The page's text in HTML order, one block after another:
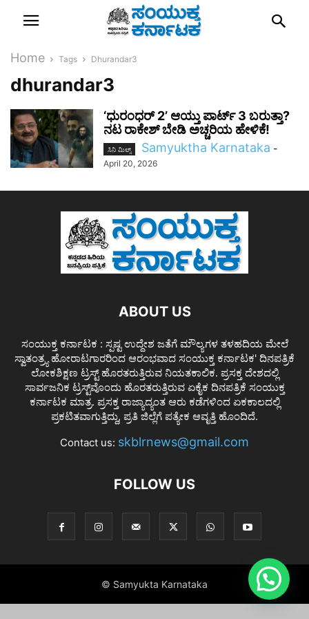
Home Tags Dhurandar3
dhurandar3
‘ಧುರಂಧರ್ 2ʼ ಆಯ್ತು ಪಾರ್ಟ್‌ 3 ಬರುತ್ತಾ?
ನಟ ರಾಕೇಶ್ ಬೇಡಿ ಅಚ್ಚರಿಯ ಹೇಳಿಕೆ!
ಸಿನಿ ಮಿಲ್ಸ್ Samyuktha Karnataka -
April 20, 2026
ABOUT US
ಸಂಯುಕ್ತ ಕರ್ನಾಟಕ : ಸ್ಪಷ್ಟ ಉದ್ದೇಶ ಜತೆಗೆ ಮೌಲ್ಯಗಳ ತಳಹದಿಯ ಮೇಲೆ
ಸ್ವಾತಂತ್ರ್ಯ ಹೋರಾಟಗಾರರಿಂದ ಆರಂಭವಾದ ಸಂಯುಕ್ತ ಕರ್ನಾಟಕ' ದಿನಪತ್ರಿಕೆ
ಲೋಕಶಿಕ್ಷಣ ಟ್ರಸ್ಟ್ ಹೊರತರುತ್ತಿರುವ ನಿಯತಕಾಲಿಕ. ಪ್ರಸಕ್ತ ದೇಶದಲ್ಲಿ
ಸಾರ್ವಜನಿಕ ಟ್ರಸ್ಟ್‌ವೊಂದು ಹೊರತರುತ್ತಿರುವ ಏಕೈಕ ದಿನಪತ್ರಿಕೆ ಸಂಯುಕ್ತ
ಕರ್ನಾಟಕ ಮಾತ್ರ. ಪ್ರಸಕ್ತ ರಾಜ್ಯಾದ್ಯಂತ ಆರು ಕಡೆಗಳಿಂದ ಏಕಕಾಲದಲ್ಲಿ
ಪ್ರಕಟಿತವಾಗುತ್ತಿದ್ದು, ಪ್ರತಿ ಜಿಲ್ಲೆಗೆ ಪತ್ಯೇಕ ಆವೃತ್ತಿ ಹೊಂದಿದೆ.
Contact us: skblrnews@gmail.com
FOLLOW US
© Samyukta Karnataka